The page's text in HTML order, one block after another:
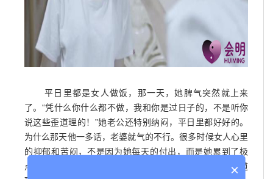
平日里都是女人做饭，那一天，她脾气突然就上来
了。“凭什么你什么都不做，我和你是过日子的，不是听你
说这些歪道理的！”她老公还特别纳闷，平日里都好好的。
为什么那天他一多话，老婆就气的不行。很多时候女人心里
的抑郁和苦闷，不是因为她每天的付出，而是她累到了极
点，想听几句安慰话，结果等来的是你满口停不下来的大道
×